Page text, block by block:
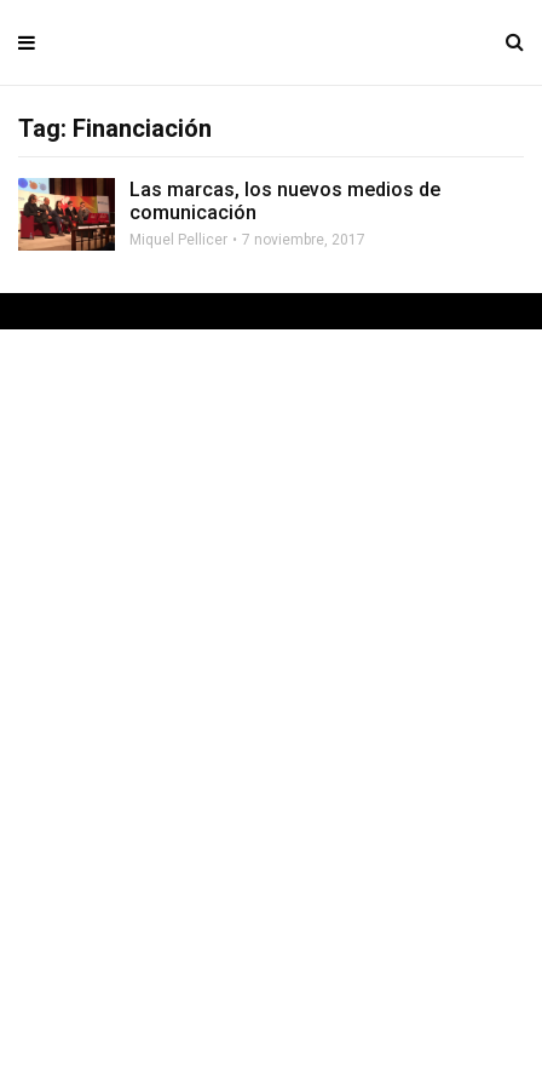
Tag: Financiación
Las marcas, los nuevos medios de
comunicación
Miquel Pellicer 7 noviembre, 2017